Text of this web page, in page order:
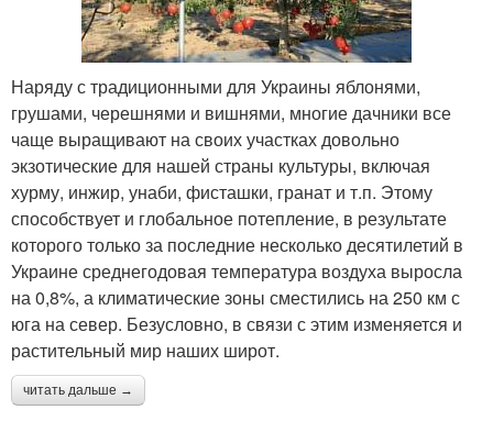
Наряду с традиционными для Украины яблонями,
грушами, черешнями и вишнями, многие дачники все
чаще выращивают на своих участках довольно
экзотические для нашей страны культуры, включая
хурму, инжир, унаби, фисташки, гранат и т.п. Этому
способствует и глобальное потепление, в результате
которого только за последние несколько десятилетий в
Украине среднегодовая температура воздуха выросла
на 0,8%, а климатические зоны сместились на 250 км с
юга на север. Безусловно, в связи с этим изменяется и
растительный мир наших широт.
читать дальше →